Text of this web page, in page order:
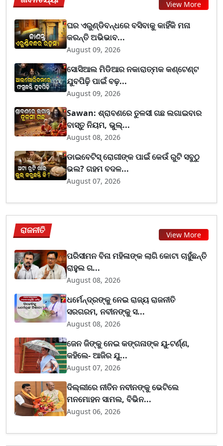
View More
ଘର ଏରୁଣ୍ଡିବନ୍ଧରେ ବସିବାକୁ କାହିଁକି ମନା
କରନ୍ତି ଅଭିଭାବ...
August 09, 2026
ସୋସିଆଲ ମିଡିଆର ନକାରାତ୍ମକ କଣ୍ଟେଣ୍ଟ
ଯୁବପିଢ଼ି ପାଇଁ ବଢ଼...
August 09, 2026
Sawan: ଶ୍ରାବଣରେ ତୁଳସୀ ଗଛ ଲଗାଇବାର
ବାସ୍ତୁ ନିୟମ, ଭୁଲ୍...
August 08, 2026
ଡାଇବେଟିସ୍ ରୋଗୀଙ୍କ ପାଇଁ କେଉଁ ରୁଟି ସବୁଠୁ
ଭଲ? ଗହମ ବଦଳ...
August 07, 2026
ରାଜନୀତି View More
ପରିସୀମନ ବିନା ମହିଳାଙ୍କ ଲାଗି କୋଟା ଚାହୁଁଛନ୍ତି
ରାହୁଲ ଗ...
August 08, 2026
ଧର୍ମେନ୍ଦ୍ରଙ୍କୁ ନେଇ ରାଜ୍ୟ ରାଜନୀତି
ସରଗରମ, ନବୀନଙ୍କୁ ସ...
August 08, 2026
ଜେନ ଜିଙ୍କୁ ନେଇ କଙ୍ଗନାଙ୍କ ୟୁ-ଟର୍ଣ୍ଣ,
କହିଲେ- ଆଜିର ଯୁ...
August 07, 2026
ଦିଲ୍ଲୀରେ ନୀତିନ ନବୀନଙ୍କୁ ଭେଟିଲେ
ମନମୋହନ ସାମଲ, ବିଭିନ...
August 06, 2026